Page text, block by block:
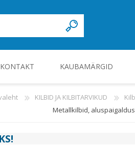
KILBID JA
KONTAKT KAUBAMÄRGID
KILBID JA KILBITARVIKUD
Metallkilbid,
!